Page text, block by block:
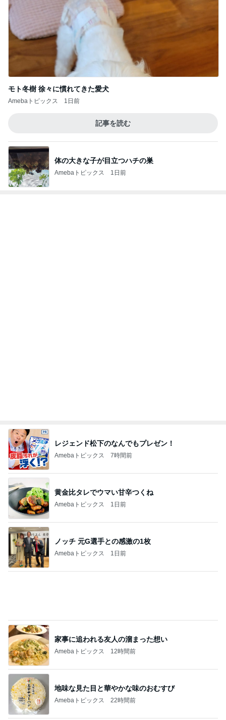
モト冬樹 徐々に慣れてきた愛犬
Amebaトピックス 1日前
Amebaトピックス 1日前
黄金比タレでウマい甘辛つくね
Amebaトピックス 1日前
ノッチ 元G選手との感激の1枚
Amebaトピックス 1日前
地味な見た目と華やかな味のおむすび
Amebaトピックス 22時間前